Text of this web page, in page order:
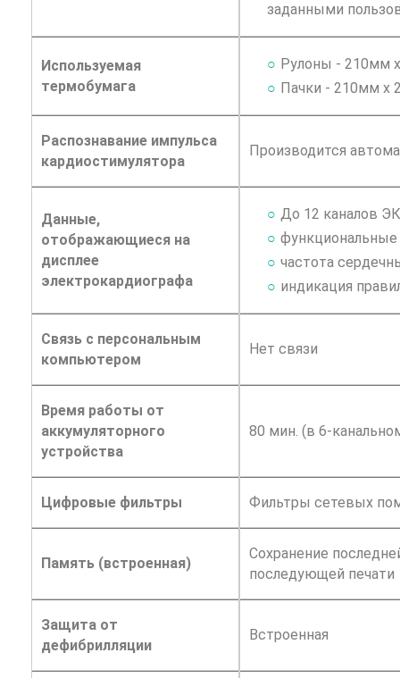
заданными
Используемая
термобумага
Рулоны - 210мм
Пачки - 210мм х
Распознавание импульса
кардиостимулятора
Производится
Данные,
отображающиеся на
дисплее
электрокардиографа
До 12 каналов
частота
индикация
Связь с персональным
компьютером
Нет связи
Время работы от
аккумуляторного
устройства
80 мин. (в 6-
Цифровые фильтры Фильтры сетевых
Память (встроенная)
Сохранение
последующей печати
Защита от
дефибрилляции
Встроенная